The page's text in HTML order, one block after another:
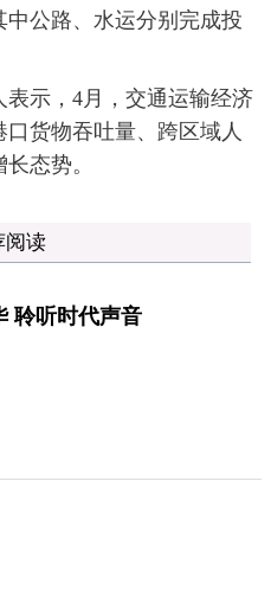
中公路、水运分别完成投
示，4月，交通运输经济
货物吞吐量、跨区域人
态势。
阅读
聆听时代声音